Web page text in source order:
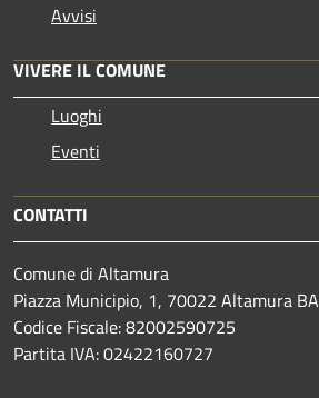
Avvisi
VIVERE IL COMUNE
Luoghi
Eventi
CONTATTI
Comune di Altamura
Piazza Municipio, 1, 70022 Altamura BA
Codice Fiscale: 82002590725
Partita IVA: 02422160727